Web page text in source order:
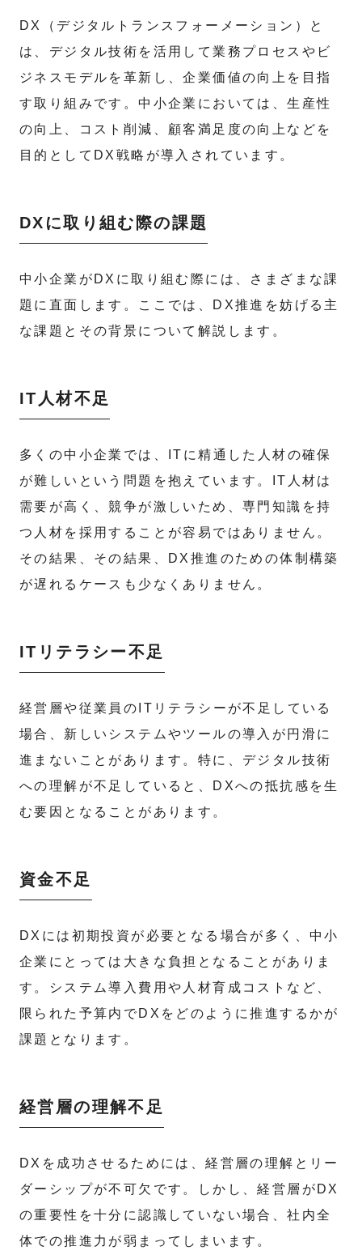
DX（デジタルトランスフォーメーション）と
は、デジタル技術を活用して業務プロセスやビ
ジネスモデルを革新し、企業価値の向上を目指
す取り組みです。中小企業においては、生産性
の向上、コスト削減、顧客満足度の向上などを
目的としてDX戦略が導入されています。
DXに取り組む際の課題
中小企業がDXに取り組む際には、さまざまな課
題に直面します。ここでは、DX推進を妨げる主
な課題とその背景について解説します。
IT人材不足
多くの中小企業では、ITに精通した人材の確保
が難しいという問題を抱えています。IT人材は
需要が高く、競争が激しいため、専門知識を持
つ人材を採用することが容易ではありません。
その結果、その結果、DX推進のための体制構築
が遅れるケースも少なくありません。
ITリテラシー不足
経営層や従業員のITリテラシーが不足している
場合、新しいシステムやツールの導入が円滑に
進まないことがあります。特に、デジタル技術
への理解が不足していると、DXへの抵抗感を生
む要因となることがあります。
資金不足
DXには初期投資が必要となる場合が多く、中小
企業にとっては大きな負担となることがありま
す。システム導入費用や人材育成コストなど、
限られた予算内でDXをどのように推進するかが
課題となります。
経営層の理解不足
DXを成功させるためには、経営層の理解とリー
ダーシップが不可欠です。しかし、経営層がDX
の重要性を十分に認識していない場合、社内全
体での推進力が弱まってしまいます。